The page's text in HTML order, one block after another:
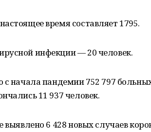
время составляет 1795.
инфекции — 20 человек.
начала пандемии 752 797 больных
11 937 человек.
выявлено 6 428 новых случаев